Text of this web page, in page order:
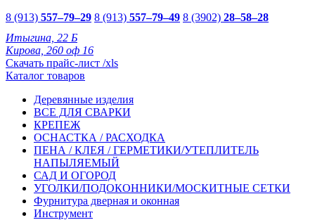
8 (913) 557–79–29 8 (913) 557–79–49 8 (3902) 28–58–28
Итыгина, 22 Б
Кирова, 260 оф 16
Скачать прайс-лист /xls
Каталог товаров
Деревянные изделия
ВСЕ ДЛЯ СВАРКИ
КРЕПЕЖ
ОСНАСТКА / РАСХОДКА
ПЕНА / КЛЕЯ / ГЕРМЕТИКИ/УТЕПЛИТЕЛЬ
НАПЫЛЯЕМЫЙ
САД И ОГОРОД
УГОЛКИ/ПОДОКОННИКИ/МОСКИТНЫЕ СЕТКИ
Фурнитура дверная и оконная
Инструмент